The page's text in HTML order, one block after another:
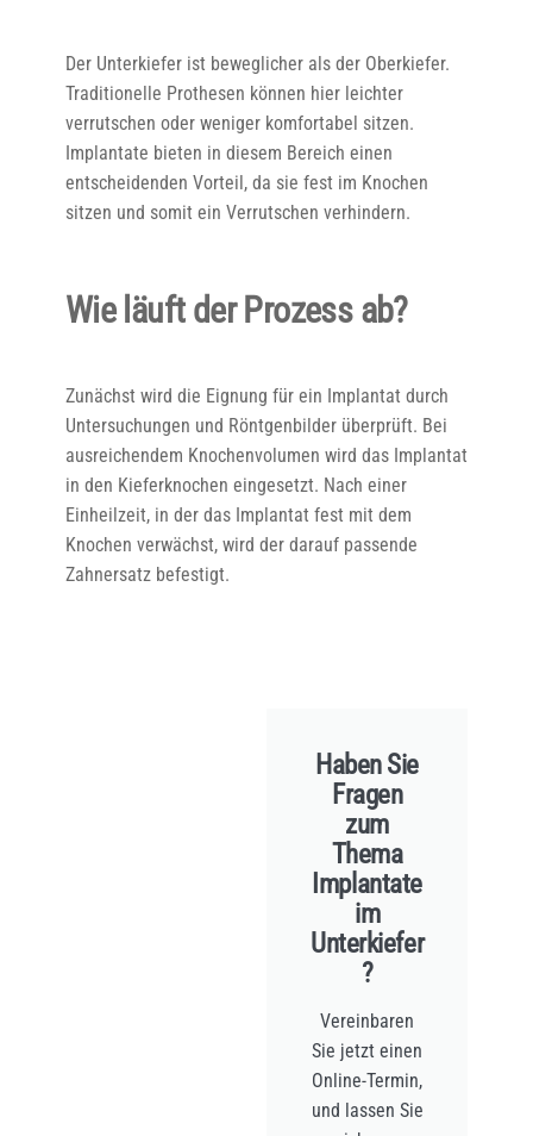
Der Unterkiefer ist beweglicher als der Oberkiefer.
Traditionelle Prothesen können hier leichter
verrutschen oder weniger komfortabel sitzen.
Implantate bieten in diesem Bereich einen
entscheidenden Vorteil, da sie fest im Knochen
sitzen und somit ein Verrutschen verhindern.
Wie läuft der Prozess ab?
Zunächst wird die Eignung für ein Implantat durch
Untersuchungen und Röntgenbilder überprüft. Bei
ausreichendem Knochenvolumen wird das Implantat
in den Kieferknochen eingesetzt. Nach einer
Einheilzeit, in der das Implantat fest mit dem
Knochen verwächst, wird der darauf passende
Zahnersatz befestigt.
Haben Sie
Fragen
zum
Thema
Implantate
im
Unterkiefer
?
Vereinbaren
Sie jetzt einen
Online-Termin,
und lassen Sie